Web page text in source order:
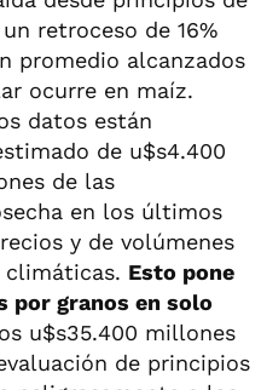
retroceso de 16%
promedio alcanzados
ocurre en maíz.
datos están
de u$s4.400
de las
en los últimos
y de volúmenes
climáticas. Esto pone
por granos en solo
u$s35.400 millones
de principios